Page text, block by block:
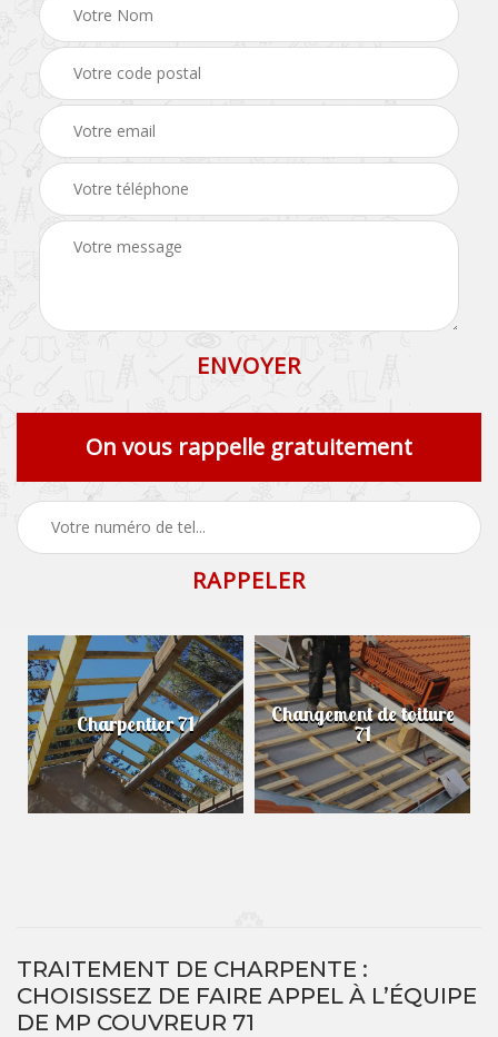
On vous rappelle gratuitement
Charpentier 71 Changement de toiture
71
TRAITEMENT DE CHARPENTE :
CHOISISSEZ DE FAIRE APPEL À L’ÉQUIPE
DE MP COUVREUR 71